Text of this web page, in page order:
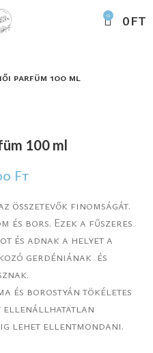
0 0FT
parfüm 100 ml
100 ml
Ft
összetevők finomságát.
és bors. Ezek a fűszeres
és adnak a helyet a
gerdéniának és
és borostyán tökéletes
ellenállhatatlan
lehet ellentmondani.